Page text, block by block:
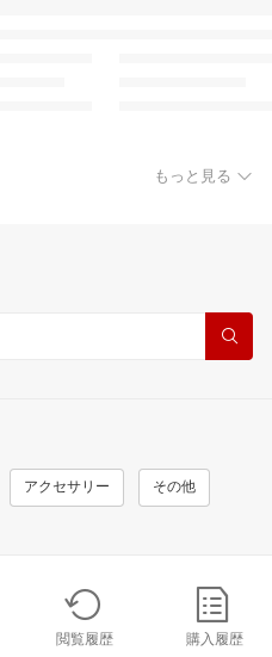
もっと見る
アクセサリー その他
閲覧履歴 購入履歴